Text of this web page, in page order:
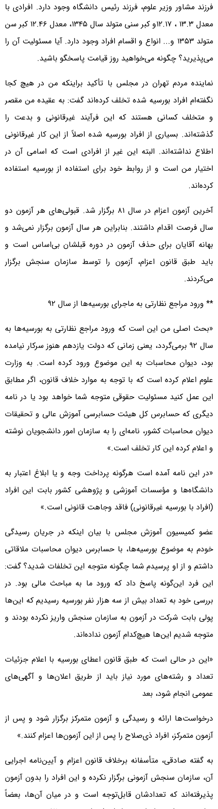
فرزند مشاور وزیر علوم، فرزند رئیس دانشگاه وجود دارد. افرادی با
معدل ۱۳.۳ ، ۱۲.۱۷و کبر سنی متولد سال ۱۳۴۵، معدل ۱۲.۴۶ کبر سن
متولد ۱۳۵۳ و... انواع و اقسام افراد وجود دارد. آیا مسئولیت آن را
می‌پذیرید؟ چگونه می‌خواهید روز قیامت پاسخگو باشید.
نماینده مردم تهران در مجلس با تأکید براینکه من در هیچ کجا
نگفته‌ام افراد بورسیه شده تخلف کرده‌اند گفت: به عقیده من مقصر
و متخلف کسانی هستند که این فرآیند غیرقانونی و بدعت را
گذشته‌اند. بسیاری از افراد بورسیه شده اصلاً از این کار غیرقانونی
اطلاع نداشته‌اند. البته این غیر از افرادی است که اسامی آن در
اختیار من است و از روابط خود برای استفاده از بورسیه استفاده
کرده‌اند.
آخرین آزمون اعزام در سال ۸۱ برگزار شد. قبولی‌های هر آزمون دو
سال فرصت اقدام داشتند. بنابراین هر سال آزمون برگزار نمی‌شد و
بهانه آقایان برای حذف آزمون در دوره قبلشان بی‌اساس است و
باید طبق قانون اعزام، آزمون را توسط سازمان سنجش برگزار
می‌کردند.
** ورود مراجع نظارتی به ماجرای بورسیه‌ها از سال ۹۲
«بحث اصلی من این است که ورود مراجع نظارتی به بورسیه‌ها به
سال ۹۲ برمی‌گردد، یعنی زمانی که دولت یازدهم هنوز سرکار نیامده
بود، دیوان محاسبات به این موضوع ورود کرده است. به وزارت
علوم اعلام کرده است که با توجه به موارد خلاف قانون، اگر مطابق
این عمل کنید مسئولیت حقوقی متوجه شما خواهد بود یا در نامه
دیگری که حسابرس کل هیئت حسابرسی آموزش عالی و تحقیقات
دیوان محاسبات کشور، نامه‌ای را به سازمان امور دانشجویان نوشته
و اعلام کرده این کار تخلف است.»
«در این نامه آمده است هرگونه پرداخت وجه و یا ابلاغ اعتبار به
دانشگاه‌ها و مؤسسات آموزشی و پژوهشی کشور بابت این افراد
(افراد با بورسیه غیرقانونی) فاقد وجاهت قانونی است.»
عضو کمیسیون آموزش مجلس با بیان اینکه در جریان رسیدگی
خودم به موضوع بورسیه‌ها، با حسابرس دیوان محاسبات ملاقاتی
داشتم و از او پرسیدم شما چگونه متوجه این تخلفات شدید؟ گفت:
این فرد این‌گونه پاسخ داد که ورود ما به مباحث مالی بود. در
بررسی خود به تعداد بیش از سه هزار نفر بورسیه رسیدیم که این‌ها
پولی بابت شرکت در آزمون به سازمان سنجش واریز نکرده بودند و
متوجه شدیم این‌ها هیچ‌کدام آزمون نداده‌اند.
«این در حالی است که طبق قانون اعطای بورسیه با اعلام جزئیات
تعداد و رشته‌های مورد نیاز باید از طریق اعلان‌ها و آگهی‌های
عمومی انجام شود، بعد
درخواست‌ها ارائه و رسیدگی و آزمون متمرکز برگزار شود و پس از
آزمون متمرکز، افراد ذی‌صلاح را پس از این آزمون‌ها اعزام کنند.»
به گفته صادقی، متأسفانه برخلاف قانون اعزام و آیین‌نامه اجرایی
آن، سازمان سنجش آزمونی برگزار نکرده و این افراد را بدون آزمون
پذیرفته‌اند که تعدادشان قابل‌توجه است و در میان آن‌ها، بعضاً